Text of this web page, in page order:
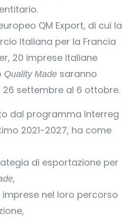
QM Export, di cui la
Italiana per la Francia
20 imprese italiane
Quality Made saranno
settembre al 6 ottobre.
dal programma Interreg
2021-2027, ha come
di esportazione per
,
nel loro percorso